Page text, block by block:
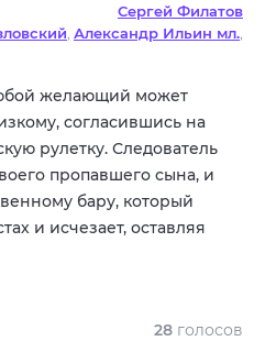
Сергей Филатов
, Александр Ильин мл.,
Смазнов,Максим Виторган
Марина Ворожищева
желающий может
согласившись на
рулетку. Следователь
пропавшего сына, и
бару, который
и исчезает, оставляя
28 голосов